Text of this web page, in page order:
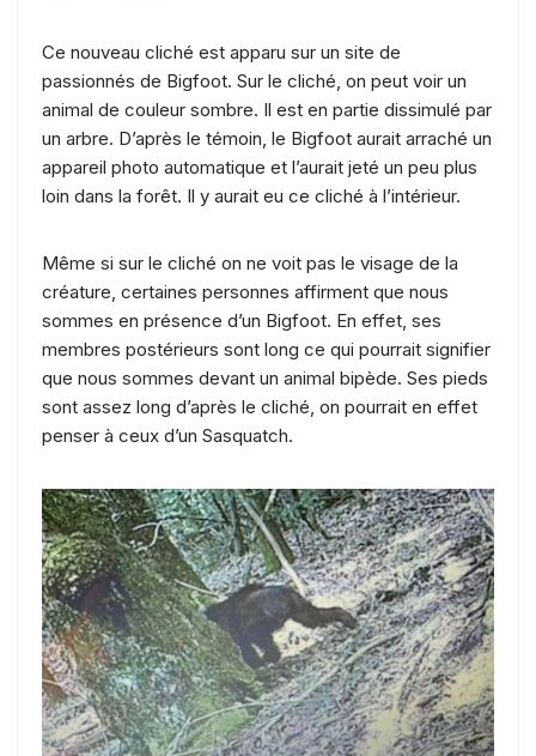
Ce nouveau cliché est apparu sur un site de
passionnés de Bigfoot. Sur le cliché, on peut voir un
animal de couleur sombre. Il est en partie dissimulé par
un arbre. D’après le témoin, le Bigfoot aurait arraché un
appareil photo automatique et l’aurait jeté un peu plus
loin dans la forêt. Il y aurait eu ce cliché à l’intérieur.
Même si sur le cliché on ne voit pas le visage de la
créature, certaines personnes affirment que nous
sommes en présence d’un Bigfoot. En effet, ses
membres postérieurs sont long ce qui pourrait signifier
que nous sommes devant un animal bipède. Ses pieds
sont assez long d’après le cliché, on pourrait en effet
penser à ceux d’un Sasquatch.